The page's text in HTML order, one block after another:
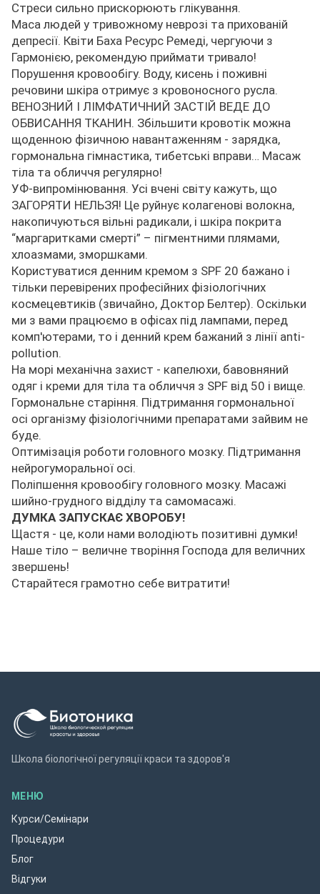
Стреси сильно прискорюють глікування.
Маса людей у тривожному неврозі та прихованій
депресії. Квіти Баха Ресурс Ремеді, чергуючи з
Гармонією, рекомендую приймати тривало!
Порушення кровообігу. Воду, кисень і поживні
речовини шкіра отримує з кровоносного русла.
ВЕНОЗНИЙ І ЛІМФАТИЧНИЙ ЗАСТІЙ ВЕДЕ ДО
ОБВИСАННЯ ТКАНИН. Збільшити кровотік можна
щоденною фізичною навантаженням - зарядка,
гормональна гімнастика, тибетські вправи… Масаж
тіла та обличчя регулярно!
УФ-випромінювання. Усі вчені світу кажуть, що
ЗАГОРЯТИ НЕЛЬЗЯ! Це руйнує колагенові волокна,
накопичуються вільні радикали, і шкіра покрита
“маргаритками смерті” – пігментними плямами,
хлоазмами, зморшками.
Користуватися денним кремом з SPF 20 бажано і
тільки перевірених професійних фізіологічних
космецевтиків (звичайно, Доктор Белтер). Оскільки
ми з вами працюємо в офісах під лампами, перед
комп'ютерами, то і денний крем бажаний з лінії anti-
pollution.
На морі механічна захист - капелюхи, бавовняний
одяг і креми для тіла та обличчя з SPF від 50 і вище.
Гормональне старіння. Підтримання гормональної
осі організму фізіологічними препаратами зайвим не
буде.
Оптимізація роботи головного мозку. Підтримання
нейрогуморальної осі.
Поліпшення кровообігу головного мозку. Масажі
шийно-грудного відділу та самомасажі.
ДУМКА ЗАПУСКАЄ ХВОРОБУ!
Щастя - це, коли нами володіють позитивні думки!
Наше тіло – величне творіння Господа для величних
звершень!
Старайтеся грамотно себе витратити!
Школа біологічної регуляції краси та здоров'я
МЕНЮ
Курси/Семінари
Процедури
Блог
Відгуки